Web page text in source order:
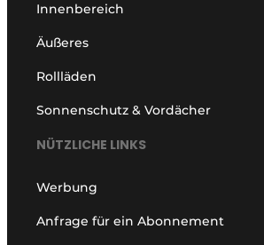
Innenbereich
Äußeres
Rollläden
Sonnenschutz & Vordächer
NÜTZLICHE LINKS
Werbung
Anfrage für ein Abonnement